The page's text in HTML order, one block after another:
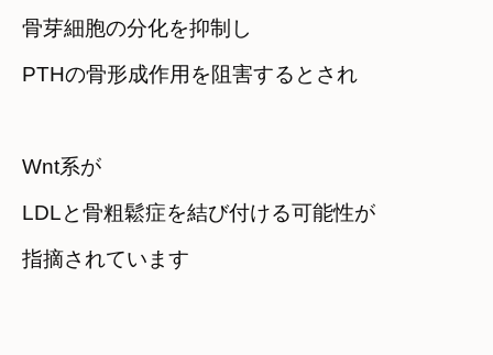
骨芽細胞の分化を抑制し
PTHの骨形成作用を阻害するとされ
Wnt系が
LDLと骨粗鬆症を結び付ける可能性が
指摘されています